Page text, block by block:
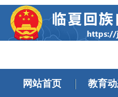
网站首页 教育